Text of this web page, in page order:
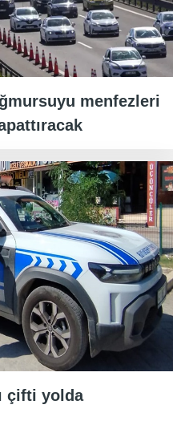
menfezleri
çifti yolda